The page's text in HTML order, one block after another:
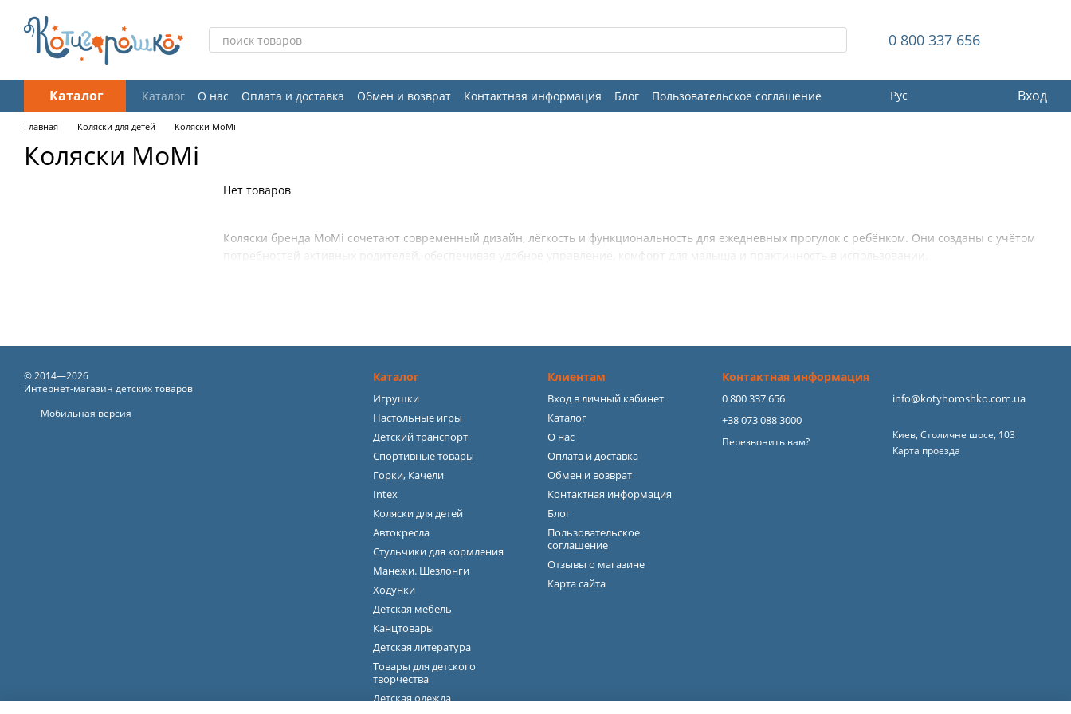
0 800 337 656
Каталог Каталог О нас Оплата и доставка Обмен и возврат Контактная информация Блог
Пользовательское соглашение
Отзывы о магазине
Рус Вход
Главная Коляски для детей Коляски MoMi
Коляски MoMi
Коляски бренда MoMi сочетают современный дизайн, лёгкость и функциональность для ежедневных прогулок с ребёнком. Они созданы с учётом
потребностей активных родителей, обеспечивая удобное управление, комфорт для малыша и практичность в использовании.
Нет товаров
© 2014—2026
Интернет-магазин детских товаров
Мобильная версия
Каталог
Игрушки
Настольные игры
Детский транспорт
Спортивные товары
Горки, Качели
Intex
Коляски для детей
Автокресла
Стульчики для кормления
Манежи. Шезлонги
Ходунки
Детская мебель
Канцтовары
Детская литература
Товары для детского
творчества
Детская одежда
Клиентам
Вход в личный кабинет
Каталог
О нас
Оплата и доставка
Обмен и возврат
Контактная информация
Блог
Пользовательское
соглашение
Отзывы о магазине
Карта сайта
Контактная информация
0 800 337 656
+38 073 088 3000
Перезвонить вам?
info@kotyhoroshko.com.ua
Киев, Столичне шосе, 103
Карта проезда